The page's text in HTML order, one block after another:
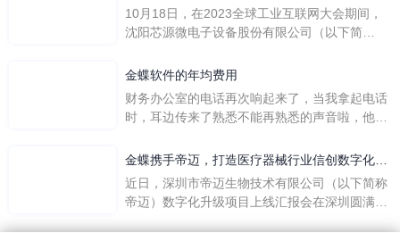
地进行操作。 复杂的
先企业迈向世界
10月18日，在2023全球工业互联网大会期间，
沈阳芯源微电子设备股份有限公司（以下简
下简称“金蝶”）在辽宁沈阳签署战略合作协议。
营管控平台，从而实现公司产研一体化、业财一
体化，提升公司整体业务水平。
金蝶软件的年均费用
财务办公室的电话再次响起来了，当我拿起电话
时，耳边传来了熟悉不能再熟悉的声音啦，他就
软件过程中遇到任何问题，我都可以获得金蝶服
一年的使用时间已经到了。我们公司用的是金蝶
KIS系列的标准版，一年的服务费是1000元/年。
刚看到这个1000元这个数字的时候，你是不是也
金蝶携手帝迈，打造医疗器械行业信创数字化标
杆
近日，深圳市帝迈生物技术有限公司（以下简称
帝迈）数字化升级项目上线汇报会在深圳圆满召